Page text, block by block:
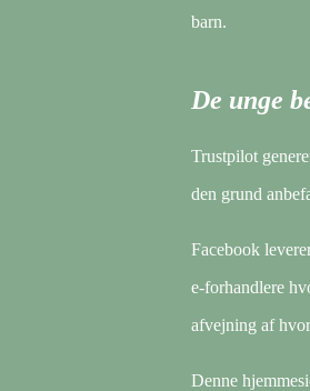
barn.
De unge
Trustpilot
den grund
Facebook
e-forhandlere
afvejning af
Denne